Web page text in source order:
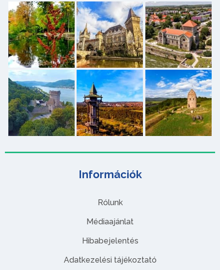
Információk
Rólunk
Médiaajánlat
Hibabejelentés
Adatkezelési tájékoztató